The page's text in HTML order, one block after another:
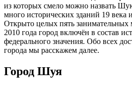
из которых смело можно назвать
много исторических зданий 19 века
Открыто целых пять занимательных
2010 года город включён в состав
федерального значения. Обо всех
города мы расскажем далее.
Город Шуя